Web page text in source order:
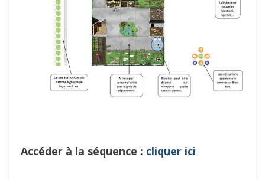
Accéder à la séquence : cliquer ici